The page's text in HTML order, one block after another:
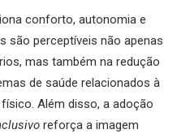
conforto, autonomia e
são perceptíveis não apenas
mas também na redução
de saúde relacionados à
Além disso, a adoção
reforça a imagem